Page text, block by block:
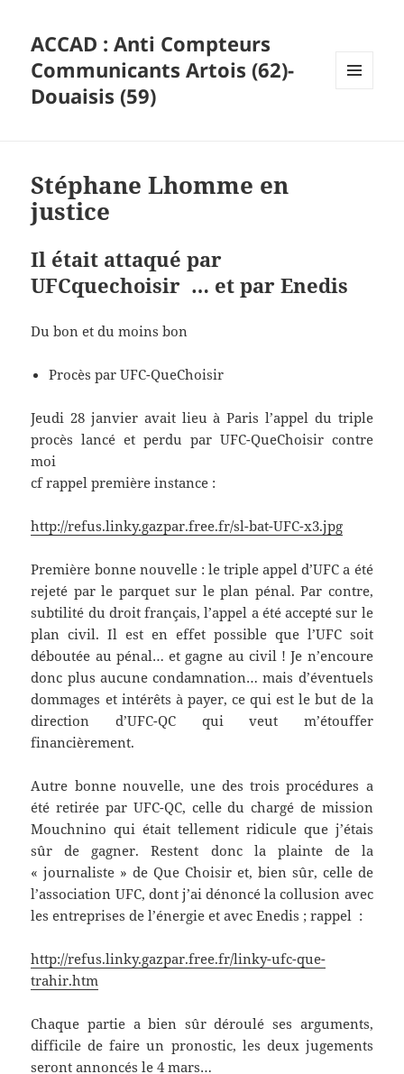
ACCAD : Anti Compteurs
Communicants Artois (62)-
Douaisis (59)
Stéphane Lhomme en
justice
Il était attaqué par
UFCquechoisir … et par Enedis
Du bon et du moins bon
Procès par UFC-QueChoisir
Jeudi 28 janvier avait lieu à Paris l’appel du triple
procès lancé et perdu par UFC-QueChoisir contre
moi
cf rappel première instance :
http://refus.linky.gazpar.free.fr/sl-bat-UFC-x3.jpg
Première bonne nouvelle : le triple appel d’UFC a été
rejeté par le parquet sur le plan pénal. Par contre,
subtilité du droit français, l’appel a été accepté sur le
plan civil. Il est en effet possible que l’UFC soit
déboutée au pénal… et gagne au civil ! Je n’encoure
donc plus aucune condamnation… mais d’éventuels
dommages et intérêts à payer, ce qui est le but de la
direction d’UFC-QC qui veut m’étouffer
financièrement.
Autre bonne nouvelle, une des trois procédures a
été retirée par UFC-QC, celle du chargé de mission
Mouchnino qui était tellement ridicule que j’étais
sûr de gagner. Restent donc la plainte de la
« journaliste » de Que Choisir et, bien sûr, celle de
l’association UFC, dont j’ai dénoncé la collusion avec
les entreprises de l’énergie et avec Enedis ; rappel :
http://refus.linky.gazpar.free.fr/linky-ufc-que-
trahir.htm
Chaque partie a bien sûr déroulé ses arguments,
difficile de faire un pronostic, les deux jugements
seront annoncés le 4 mars…